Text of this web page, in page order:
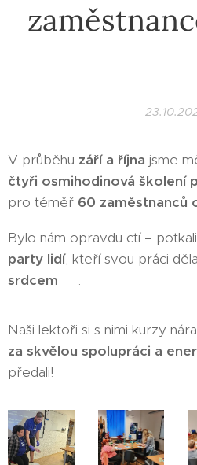
V průběhu září a října jsme
čtyři osmihodinová školení
pro téměř 60 zaměstnanců
Bylo nám opravdu ctí –
party lidí, kteří svou práci
srdcem ❤️ .
Naši lektoři si s nimi kurzy
za skvělou spolupráci a
předali! 🙏